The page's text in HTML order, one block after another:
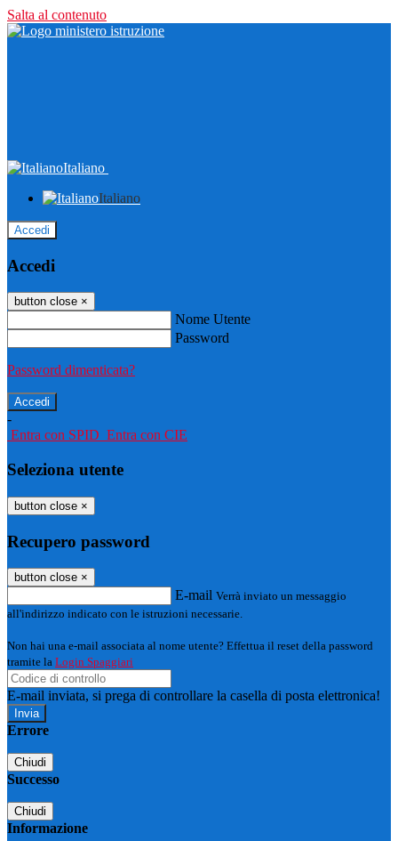
Salta al contenuto
Italiano
Italiano
Accedi
Accedi
button close ×
Nome Utente
Password
Password dimenticata?
-
Entra con SPID Entra con CIE
Seleziona utente
button close ×
Recupero password
button close ×
E-mail Verrà inviato un messaggio
all'indirizzo indicato con le istruzioni necessarie.
Non hai una e-mail associata al nome utente? Effettua il reset della password
tramite la Login Spaggiari
E-mail inviata, si prega di controllare la casella di posta elettronica!
Errore
Chiudi
Successo
Chiudi
Informazione